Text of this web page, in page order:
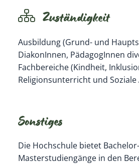
Zuständigkeit
Ausbildung (Grund- und
DiakonInnen, PädagogInnen
Fachbereiche (Kindheit,
Religionsunterricht und Soziale
Sonstiges
Die Hochschule bietet
Masterstudiengänge in den